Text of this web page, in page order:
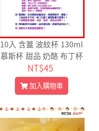
10入 含蓋 波紋杯 130ml
慕斯杯 甜品 奶酪 布丁杯
蒟蒻【G7440】
NT$45
加入購物車